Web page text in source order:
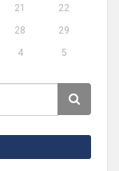
21
22
28
29
4 5